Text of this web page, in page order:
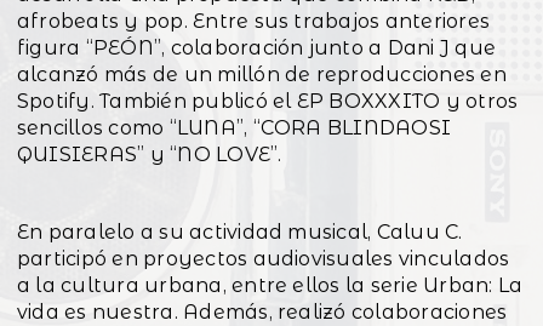
afrobeats y pop. Entre sus trabajos anteriores
figura “PEÓN”, colaboración junto a Dani J que
alcanzó más de un millón de reproducciones en
Spotify. También publicó el EP BOXXXITO y otros
sencillos como “LUNA”, “CORA BLINDAOSI
QUISIERAS” y “NO LOVE”.
En paralelo a su actividad musical, Caluu C.
participó en proyectos audiovisuales vinculados
a la cultura urbana, entre ellos la serie Urban: La
vida es nuestra. Además, realizó colaboraciones